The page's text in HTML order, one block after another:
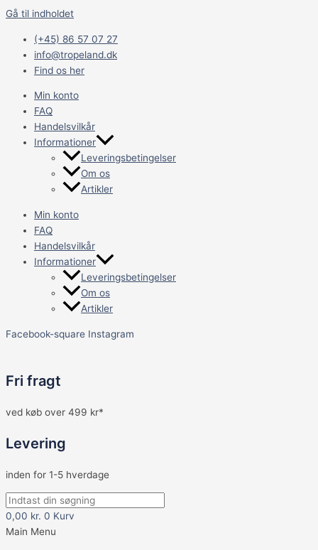
Gå til indholdet
(+45) 86 57 07 27
info@tropeland.dk
Find os her
Min konto
FAQ
Handelsvilkår
Informationer
Leveringsbetingelser
Om os
Artikler
Min konto
FAQ
Handelsvilkår
Informationer
Leveringsbetingelser
Om os
Artikler
Facebook-square Instagram
Fri fragt
ved køb over 499 kr*
Levering
inden for 1-5 hverdage
0,00 kr. 0 Kurv
Main Menu